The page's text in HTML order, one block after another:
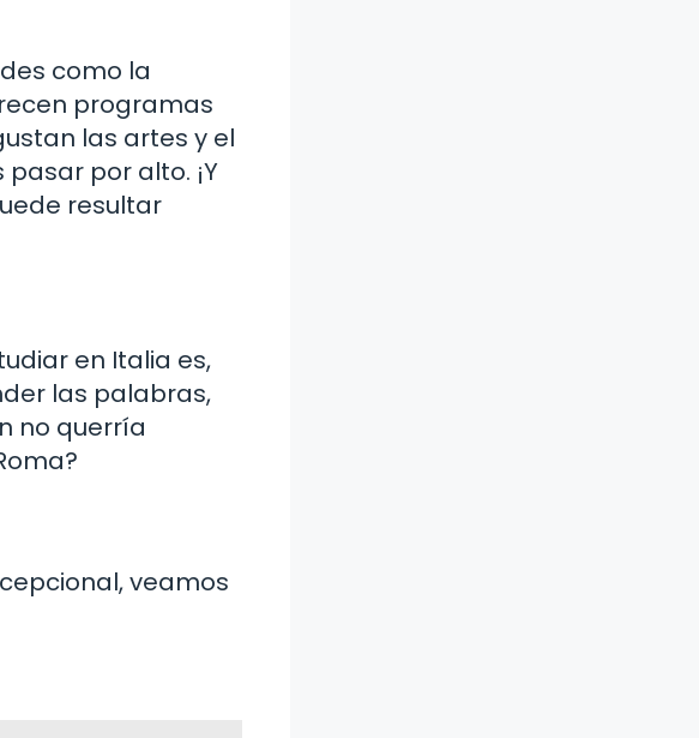
como la
programas
las artes y el
por alto. ¡Y
resultar
en Italia es,
las palabras,
no querría
veamos